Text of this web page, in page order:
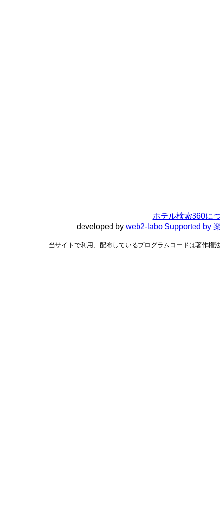
ホテル検索360に
developed by web2-labo Supported by
当サイトで利用、配布しているプログラムコードは著作